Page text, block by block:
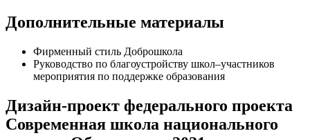
Дополнительные материалы
Фирменный стиль Доброшкола
Руководство по благоустройству школ–участников
мероприятия по поддержке образования
Дизайн-проект федерального проекта
Современная школа национального